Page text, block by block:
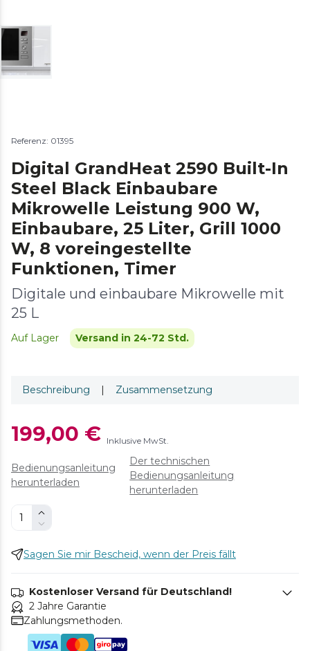
Referenz: 01395
Digital GrandHeat 2590 Built-In
Steel Black Einbaubare
Mikrowelle Leistung 900 W,
Einbaubare, 25 Liter, Grill 1000
W, 8 voreingestellte
Funktionen, Timer
Digitale und einbaubare Mikrowelle mit
25 L
Auf Lager Versand in 24-72 Std.
Beschreibung | Zusammensetzung
199,00 € Inklusive MwSt.
Bedienungsanleitung
herunterladen
Der technischen
Bedienungsanleitung
herunterladen
Sagen Sie mir Bescheid, wenn der Preis fällt
Kostenloser Versand für Deutschland!
2 Jahre Garantie
Zahlungsmethoden.